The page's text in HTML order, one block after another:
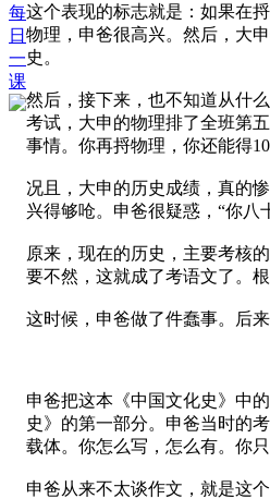
每
日
一
课
这个表现的标志就是：如果在
物理，申爸很高兴。然后，大
史。
然后，接下来，也不知道从什
考试，大申的物理排了全班第
事情。你再捋物理，你还能得
况且，大申的历史成绩，真的
兴得够呛。申爸很疑惑，“你八
原来，现在的历史，主要考核
要不然，这就成了考语文了。
这时候，申爸做了件蠢事。后
申爸把这本《中国文化史》中
史》的第一部分。申爸当时的
载体。你怎么写，怎么有。你
申爸从来不太谈作文，就是这